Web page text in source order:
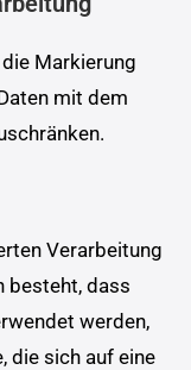
Markierung
mit dem
Verarbeitung
besteht, dass
werden,
die sich auf eine